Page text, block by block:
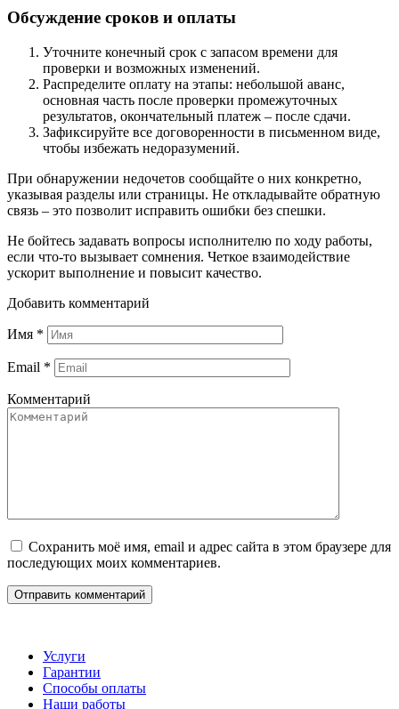
Обсуждение сроков и оплаты
Уточните конечный срок с запасом времени для
проверки и возможных изменений.
Распределите оплату на этапы: небольшой аванс,
основная часть после проверки промежуточных
результатов, окончательный платеж – после сдачи.
Зафиксируйте все договоренности в письменном виде,
чтобы избежать недоразумений.
При обнаружении недочетов сообщайте о них конкретно,
указывая разделы или страницы. Не откладывайте обратную
связь – это позволит исправить ошибки без спешки.
Не бойтесь задавать вопросы исполнителю по ходу работы,
если что-то вызывает сомнения. Четкое взаимодействие
ускорит выполнение и повысит качество.
Добавить комментарий
Имя *
Email *
Комментарий
Сохранить моё имя, email и адрес сайта в этом браузере для
последующих моих комментариев.
Услуги
Гарантии
Способы оплаты
Наши работы